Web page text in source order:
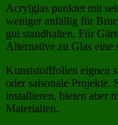
Acrylglas punktet mit
weniger anfällig für
gut standhalten. Für
Alternative zu Glas eine
Kunststofffolien eignen
oder saisonale Projekte.
installieren, bieten aber
Materialien.